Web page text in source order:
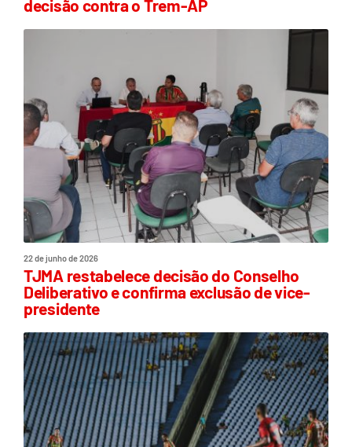
decisão contra o Trem-AP
22 de junho de 2026
TJMA restabelece decisão do Conselho
Deliberativo e confirma exclusão de vice-
presidente